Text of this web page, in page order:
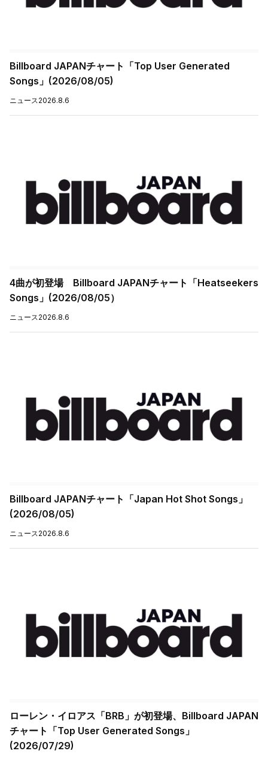
Billboard JAPANチャート「Top User Generated
Songs」(2026/08/05)
ニュース2026.8.6
4曲が初登場 Billboard JAPANチャート「Heatseekers
Songs」(2026/08/05）
ニュース 2026.8.6
Billboard JAPANチャート「Japan Hot Shot Songs」
(2026/08/05)
ニュース2026.8.6
ローレン・イロアス「BRB」が初登場、Billboard JAPAN
チャート「Top User Generated Songs」
(2026/07/29)